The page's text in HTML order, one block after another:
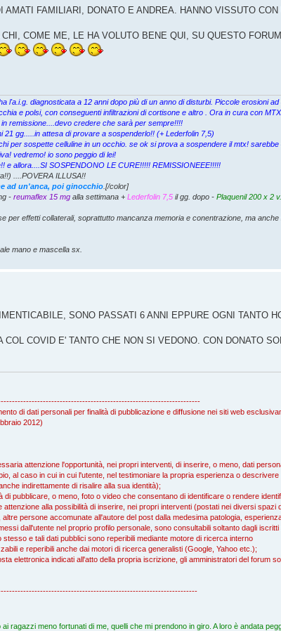
AMATI FAMILIARI, DONATO E ANDREA. HANNO VISSUTO
COME ME, LE HA VOLUTO BENE QUI, SU QUESTO
l'a.i.g. diagnosticata a 12 anni dopo più di un anno di disturbi. Piccole erosioni
e polsi, con conseguenti infiltrazioni di cortisone e altro . Ora in cura con
remissione....devo credere che sarà per sempre!!!!
gg.....in attesa di provare a sospenderlo!! (+ Lederfolin 7,5)
per sospette celluline in un occhio. se ok si prova a sospendere il mtx!
vedremo! io sono peggio di lei!
e allora....SI SOSPENDONO LE CURE!!!!! REMISSIONEEE!!!!!
....POVERA ILLUSA!!
ad un'anca, poi ginocchio .[/color]
- reumaflex 15 mg alla settimana + Lederfolin 7,5 il gg. dopo - Plaquenil 200 x 2
per effetti collaterali, soprattutto mancanza memoria e conentrazione, ma
mano e mascella sx.
SONO PASSATI 6 ANNI EPPURE OGNI TANTO
COL COVID E' TANTO CHE NON SI VEDONO. CON DONATO
di dati personali per finalità di pubblicazione e diffusione nei siti web
2012)
attenzione l'opportunità, nei propri interventi, di inserire, o meno, dati
al caso in cui in cui l'utente, nel testimoniare la propria esperienza o
indirettamente di risalire alla sua identità);
di pubblicare, o meno, foto o video che consentano di identificare o rendere
attenzione alla possibilità di inserire, nei propri interventi (postati nei diversi
persone accomunate all'autore del post dalla medesima patologia,
dall'utente nel proprio profilo personale, sono consultabili soltanto dagli
e tali dati pubblici sono reperibili mediante motore di ricerca interno
e reperibili anche dai motori di ricerca generalisti (Google, Yahoo etc.);
elettronica indicati all'atto della propria iscrizione, gli amministratori del forum
ragazzi meno fortunati di me, quelli che mi prendono in giro. A loro è andata